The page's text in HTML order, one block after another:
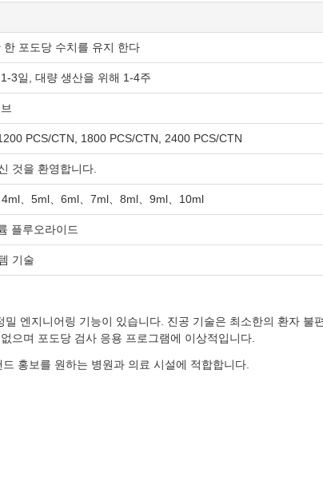
한 포도당 수치를 유지 한다
3일, 대량 생산을 위해 1-4주
PCS/CTN, 1800 PCS/CTN, 2400 PCS/CTN
것을 환영합니다.
、5ml、6ml、7ml、8ml、9ml、10ml
플루오라이드
기술
엔지니어링 기능이 있습니다. 진공 기술은 최소한의 환자
으며 포도당 검사 응용 프로그램에 이상적입니다.
홍보를 원하는 병원과 의료 시설에 적합합니다.